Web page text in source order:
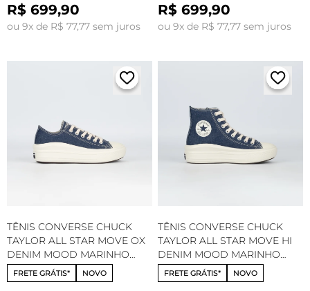
R$ 699,90
ou 9x de R$ 77,77 sem juros
R$ 699,90
ou 9x de R$ 77,77 sem juros
TÊNIS CONVERSE CHUCK
TAYLOR ALL STAR MOVE OX
DENIM MOOD MARINHO
AMENDOA CT34060001
FRETE GRÁTIS* NOVO
TÊNIS CONVERSE CHUCK
TAYLOR ALL STAR MOVE HI
DENIM MOOD MARINHO
AMENDOA CT34050001
FRETE GRÁTIS* NOVO